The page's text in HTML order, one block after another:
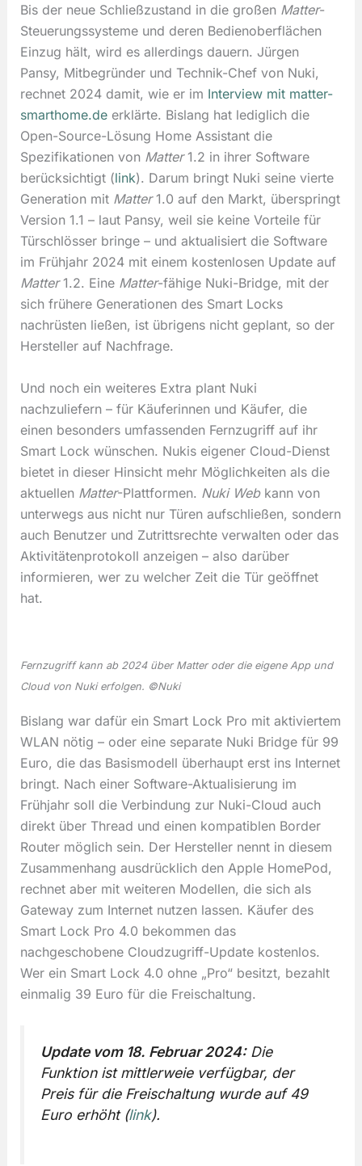
Bis der neue Schließzustand in die großen Matter-
Steuerungssysteme und deren Bedienoberflächen
Einzug hält, wird es allerdings dauern. Jürgen
Pansy, Mitbegründer und Technik-Chef von Nuki,
rechnet 2024 damit, wie er im Interview mit matter-
smarthome.deerklärte. Bislang hat lediglich die
Open-Source-Lösung Home Assistant die
Spezifikationen von Matter1.2 in ihrer Software
berücksichtigt (link). Darum bringt Nuki seine vierte
Generation mit Matter1.0 auf den Markt, überspringt
Version 1.1 – laut Pansy, weil sie keine Vorteile für
Türschlösser bringe – und aktualisiert die Software
im Frühjahr 2024 mit einem kostenlosen Update auf
Matter1.2. Eine Matter-fähige Nuki-Bridge, mit der
sich frühere Generationen des Smart Locks
nachrüsten ließen, ist übrigens nicht geplant, so der
Hersteller auf Nachfrage.
Und noch ein weiteres Extra plant Nuki
nachzuliefern – für Käuferinnen und Käufer, die
einen besonders umfassenden Fernzugriff auf ihr
Smart Lock wünschen. Nukis eigener Cloud-Dienst
bietet in dieser Hinsicht mehr Möglichkeiten als die
aktuellen Matter-Plattformen. Nuki Webkann von
unterwegs aus nicht nur Türen aufschließen, sondern
auch Benutzer und Zutrittsrechte verwalten oder das
Aktivitätenprotokoll anzeigen – also darüber
informieren, wer zu welcher Zeit die Tür geöffnet
hat.
Fernzugriff kann ab 2024 über Matteroder die eigene App und
Cloud von Nuki erfolgen. ©Nuki
Bislang war dafür ein Smart Lock Pro mit aktiviertem
WLAN nötig – oder eine separate Nuki Bridge für 99
Euro, die das Basismodell überhaupt erst ins Internet
bringt. Nach einer Software-Aktualisierung im
Frühjahr soll die Verbindung zur Nuki-Cloud auch
direkt über Thread und einen kompatiblen Border
Router möglich sein. Der Hersteller nennt in diesem
Zusammenhang ausdrücklich den Apple HomePod,
rechnet aber mit weiteren Modellen, die sich als
Gateway zum Internet nutzen lassen. Käufer des
Smart Lock Pro 4.0 bekommen das
nachgeschobene Cloudzugriff-Update kostenlos.
Wer ein Smart Lock 4.0 ohne „Pro“ besitzt, bezahlt
einmalig 39 Euro für die Freischaltung.
Update vom 18. Februar 2024:Die
Funktion ist mittlerweie verfügbar, der
Preis für die Freischaltung wurde auf 49
Euro erhöht (link).